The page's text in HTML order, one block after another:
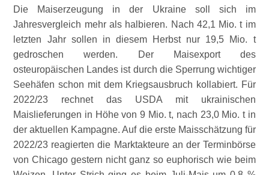
Die Maiserzeugung in der Ukraine soll sich im
Jahresvergleich mehr als halbieren. Nach 42,1 Mio. t im
letzten Jahr sollen in diesem Herbst nur 19,5 Mio. t
gedroschen werden. Der Maisexport des
osteuropäischen Landes ist durch die Sperrung wichtiger
Seehäfen schon mit dem Kriegsausbruch kollabiert. Für
2022/23 rechnet das USDA mit ukrainischen
Maislieferungen in Höhe von 9 Mio. t, nach 23,0 Mio. t in
der aktuellen Kampagne. Auf die erste Maisschätzung für
2022/23 reagierten die Marktakteure an der Terminbörse
von Chicago gestern nicht ganz so euphorisch wie beim